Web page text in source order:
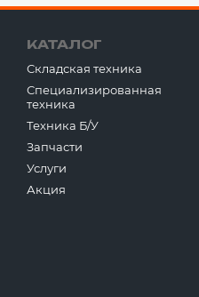
КАТАЛОГ
Складская техника
Специализированная
техника
Техника Б/У
Запчасти
Услуги
Акция